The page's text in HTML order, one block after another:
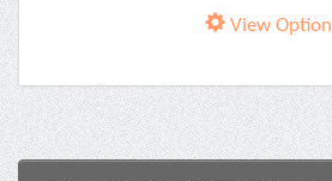
View Option